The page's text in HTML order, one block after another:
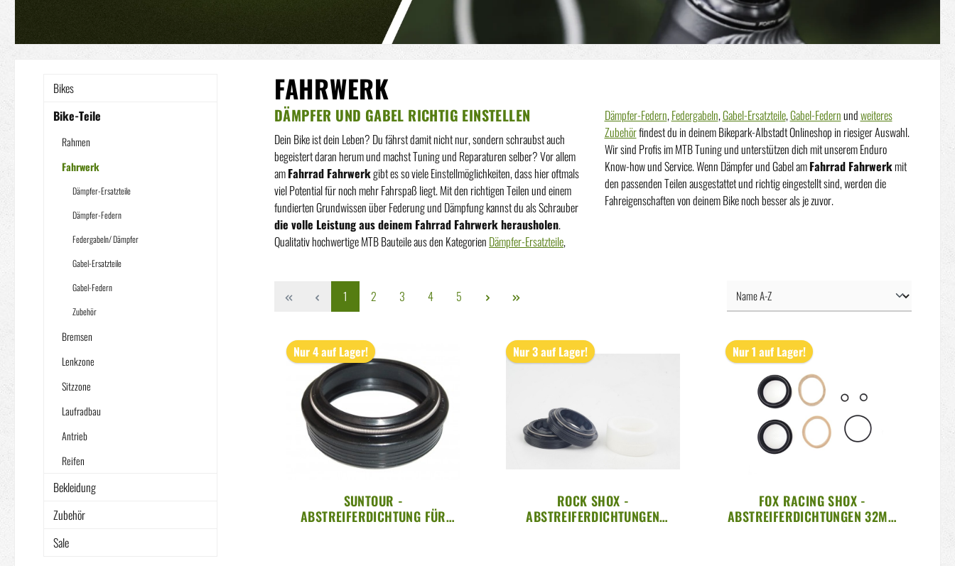
Bikes
Bike-Teile
Rahmen
Fahrwerk
Dämpfer-Ersatzteile
Dämpfer-Federn
Federgabeln/ Dämpfer
Gabel-Ersatzteile
Gabel-Federn
Zubehör
Bremsen
Lenkzone
Sitzzone
Laufradbau
Antrieb
Reifen
Bekleidung
Zubehör
Sale
FAHRWERK
DÄMPFER UND GABEL RICHTIG EINSTELLEN
Dein Bike ist dein Leben? Du fährst damit nicht nur, sondern schraubst auch
begeistert daran herum und machst Tuning und Reparaturen selber? Vor allem
amFahrrad Fahrwerkgibt es so viele Einstellmöglichkeiten, dass hier oftmals
viel Potential für noch mehr Fahrspaß liegt. Mit den richtigen Teilen und einem
fundierten Grundwissen über Federung und Dämpfung kannst du als Schrauber
die volle Leistung aus deinem Fahrrad Fahrwerk herausholen.
Qualitativ hochwertige MTB Bauteile aus den Kategorien Dämpfer-Ersatzteile,
Dämpfer-Federn,Federgabeln,Gabel-Ersatzteile,Gabel-Federnundweiteres
Zubehörfindest du in deinem Bikepark-Albstadt Onlineshop in riesiger Auswahl.
Wir sind Profis im MTB Tuning und unterstützen dich mit unserem Enduro
Know-how und Service. Wenn Dämpfer und Gabel amFahrrad Fahrwerkmit
den passenden Teilen ausgestattet und richtig eingestellt sind, werden die
Fahreigenschaften von deinem Bike noch besser als je zuvor.
1 2 3 4 5
Nur 4 auf Lager!
SUNTOUR -
ABSTREIFERDICHTUNG FÜR
Nur 3 auf Lager!
ROCK SHOX -
ABSTREIFERDICHTUNGEN
Nur 1 auf Lager!
FOX RACING SHOX -
ABSTREIFERDICHTUNGEN 32MM